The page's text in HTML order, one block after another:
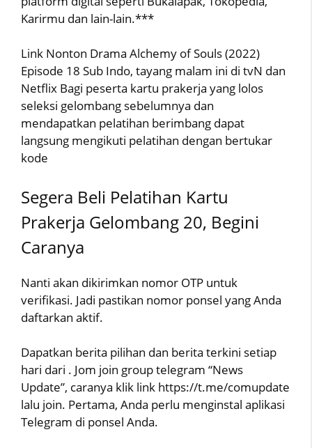
Karirmu dan lain-lain.***
Link Nonton Drama Alchemy of Souls (2022)
Episode 18 Sub Indo, tayang malam ini di tvN dan
Netflix Bagi peserta kartu prakerja yang lolos
seleksi gelombang sebelumnya dan
mendapatkan pelatihan berimbang dapat
langsung mengikuti pelatihan dengan bertukar
kode
Segera Beli Pelatihan Kartu
Prakerja Gelombang 20, Begini
Caranya
Nanti akan dikirimkan nomor OTP untuk
verifikasi. Jadi pastikan nomor ponsel yang Anda
daftarkan aktif.
Dapatkan berita pilihan dan berita terkini setiap
hari dari . Jom join group telegram “News
Update”, caranya klik link https://t.me/comupdate
lalu join. Pertama, Anda perlu menginstal aplikasi
Telegram di ponsel Anda.